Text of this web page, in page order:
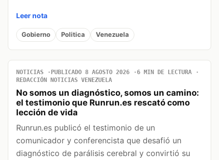
Leer nota
Gobierno Politica Venezuela
NOTICIAS PUBLICADO 8 AGOSTO 2026
6 MIN DE LECTURA
REDACCIÓN NOTICIAS VENEZUELA
No somos un diagnóstico, somos un camino:
el testimonio que Runrun.es rescató como
lección de vida
Runrun.es publicó el testimonio de un
comunicador y conferencista que desafió un
diagnóstico de parálisis cerebral y convirtió su